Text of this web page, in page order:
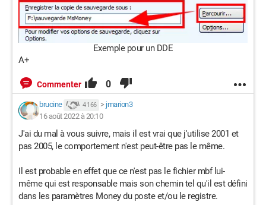
Exemple pour un DDE
A+
Commenter 0
brucine 4 166 > jmarion3
16 août 2022 à 20:10
J'ai du mal à vous suivre, mais il est vrai que j'utilise 2001 et
pas 2005, le comportement n'est peut-être pas le même.
Il est probable en effet que ce n'est pas le fichier mbf lui-
même qui est responsable mais son chemin tel qu'il est défini
dans les paramètres Money du poste et/ou le registre.